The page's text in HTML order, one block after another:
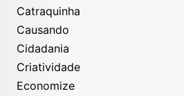
Catraquinha
Causando
Cidadania
Criatividade
Economize